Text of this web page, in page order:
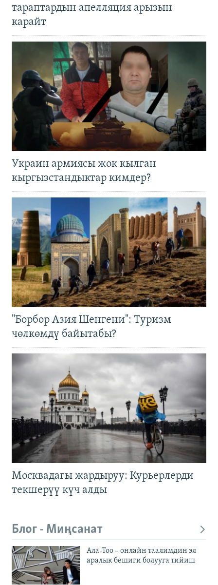
тараптардын апелляция арызын
карайт
Украин армиясы жок кылган
кыргызстандыктар кимдер?
"Борбор Азия Шенгени": Туризм
чөлкөмдү байытабы?
Москвадагы жардыруу: Курьерлерди
текшерүү күч алды
Блог - Миңсанат
Ала-Тоо – онлайн таалимдин эл
аралык бешиги болууга тийиш